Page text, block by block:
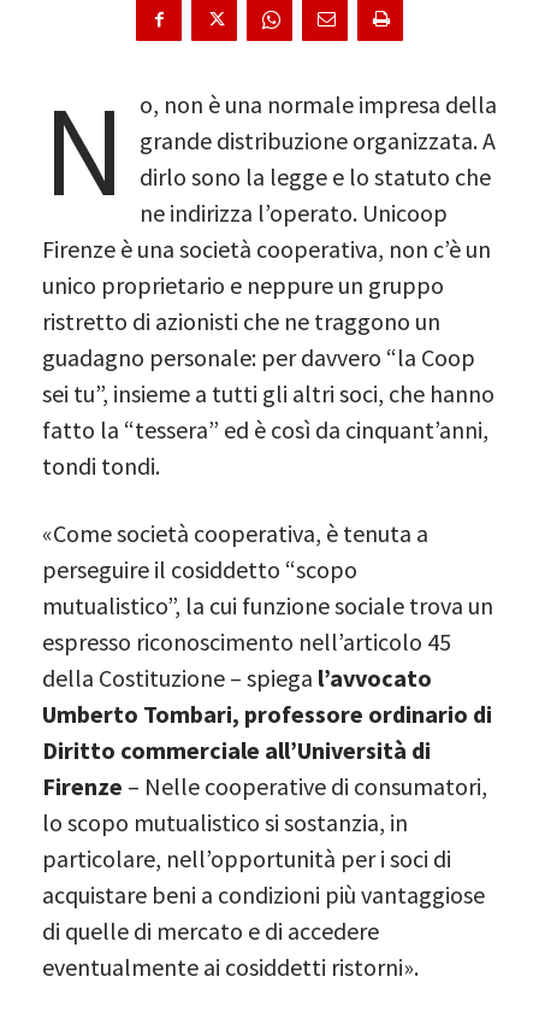
N
o, non è una normale impresa della
grande distribuzione organizzata. A
dirlo sono la legge e lo statuto che
ne indirizza l’operato. Unicoop
Firenze è una società cooperativa, non c’è un
unico proprietario e neppure un gruppo
ristretto di azionisti che ne traggono un
guadagno personale: per davvero “la Coop
sei tu”, insieme a tutti gli altri soci, che hanno
fatto la “tessera” ed è così da cinquant’anni,
tondi tondi.
«Come società cooperativa, è tenuta a
perseguire il cosiddetto “scopo
mutualistico”, la cui funzione sociale trova un
espresso riconoscimento nell’articolo 45
della Costituzione – spiega l’avvocato
Umberto Tombari, professore ordinario di
Diritto commerciale all’Università di
Firenze – Nelle cooperative di consumatori,
lo scopo mutualistico si sostanzia, in
particolare, nell’opportunità per i soci di
acquistare beni a condizioni più vantaggiose
di quelle di mercato e di accedere
eventualmente ai cosiddetti ristorni».